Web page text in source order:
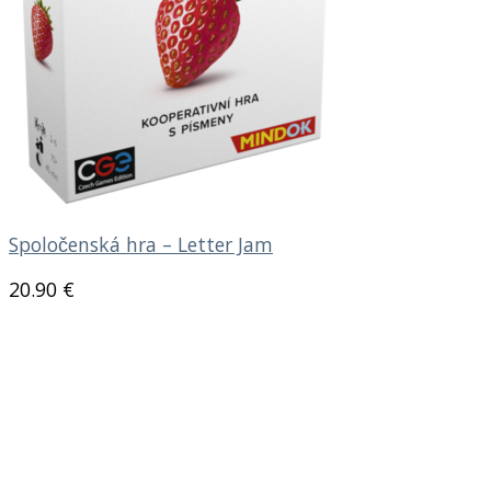
Spoločenská hra – Letter Jam
20.90 €